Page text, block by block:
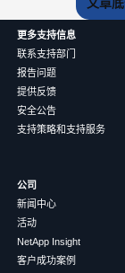
更多支持信息
联系支持部门
报告问题
提供反馈
安全公告
支持策略和支持服务
公司
新闻中心
活动
NetApp Insight
客户成功案例